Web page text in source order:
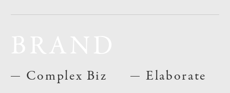
Complex Biz
Elaborate